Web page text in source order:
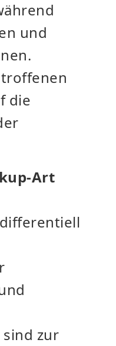
und
die
Art
zur